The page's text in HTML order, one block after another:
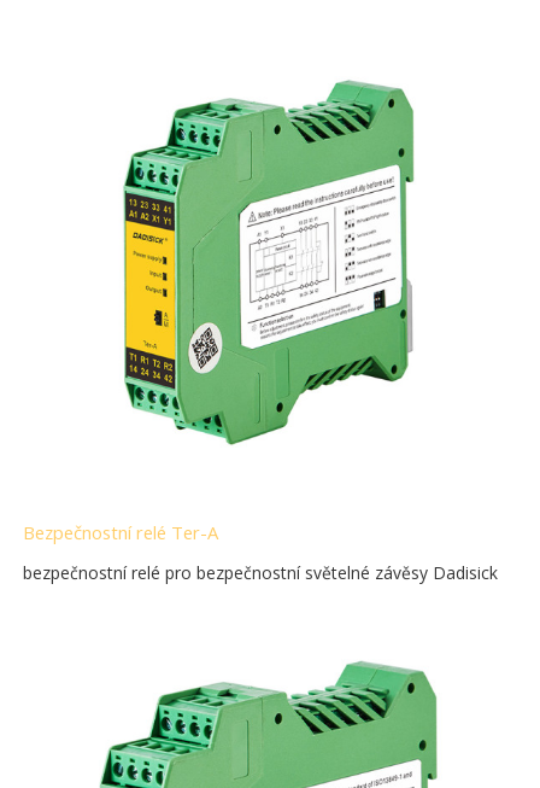
Bezpečnostní relé Ter-A
bezpečnostní relé pro bezpečnostní světelné závěsy Dadisick